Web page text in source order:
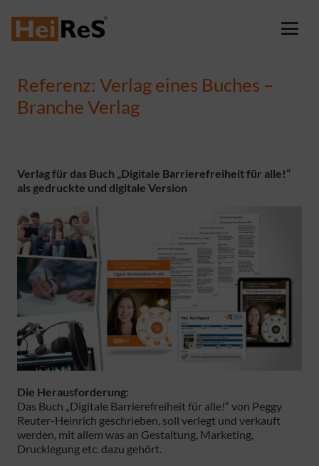
Referenz: Verlag eines Buches –
Branche Verlag
Verlag für das Buch „Digitale Barrierefreiheit für alle!“
als gedruckte und digitale Version
Die Herausforderung:
Das Buch „Digitale Barrierefreiheit für alle!“ von Peggy
Reuter-Heinrich geschrieben, soll verlegt und verkauft
werden, mit allem was an Gestaltung, Marketing,
Drucklegung etc. dazu gehört.